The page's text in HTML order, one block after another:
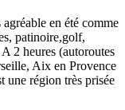
en été comme
patinoire,golf,
2 heures (autoroutes
Aix en Provence
une région très prisée